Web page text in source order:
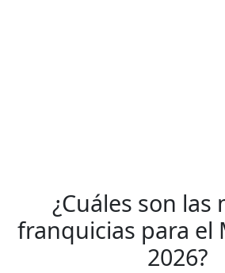
¿Cuáles son las
franquicias para el
2026?